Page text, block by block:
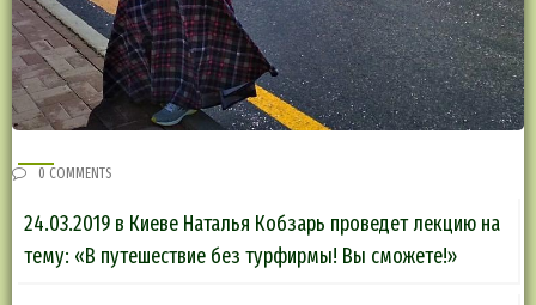
0 COMMENTS
24.03.2019 в Киеве Наталья Кобзарь проведет лекцию на
тему: «В путешествие без турфирмы! Вы сможете!»